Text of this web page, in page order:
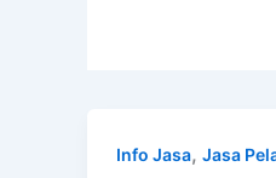
Info Jasa, Jasa